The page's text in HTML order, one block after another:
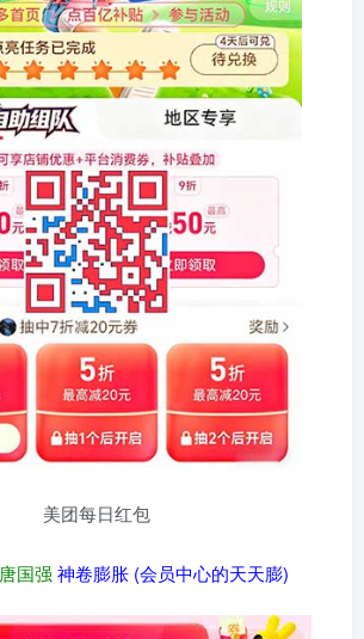
美团每日红包
唐国强 神卷膨胀 (会员中心的天天膨)